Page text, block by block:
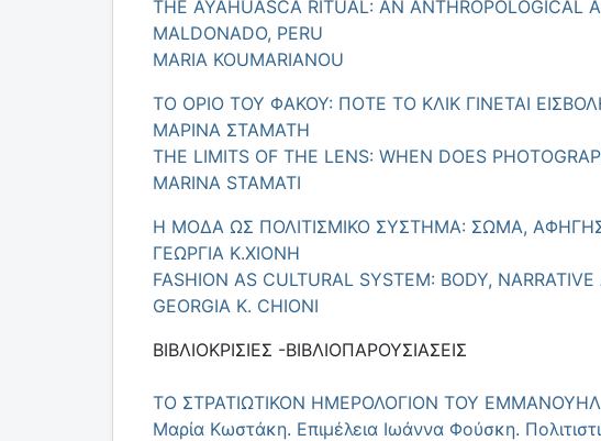
THE AYAHUASCA RITUAL: AN ANTHROPOLOGICAL
MALDONADO, PERU
MARIA KOUMARIANOU
ΤΟ OΡΙΟ ΤΟΥ ΦΑΚΟΥ: ΠΟΤΕ ΤΟ ΚΛΙΚ ΓΙΝΕΤΑΙ
ΜΑΡΙΝΑ ΣΤΑΜΑΤΗ
THE LIMITS OF THE LENS: WHEN DOES
MARINA STAMATI
Η ΜΟΔΑ ΩΣ ΠΟΛΙΤΙΣΜΙΚΟ ΣΥΣΤΗΜΑ: ΣΩΜΑ,
ΓΕΩΡΓΙΑ Κ.ΧΙΟΝΗ
FASHION AS CULTURAL SYSTEM: BODY,
GEORGIA K. CHIONI
ΒΙΒΛΙΟΚΡΙΣΙΕΣ -ΒΙΒΛΙΟΠΑΡΟΥΣΙΑΣΕΙΣ
ΤΟ ΣΤΡΑΤΙΩΤΙΚΟΝ ΗΜΕΡΟΛΟΓΙΟΝ ΤΟΥ ΕΜΜΑΝΟΥΗΛ
Μαρία Κωστάκη. Επιμέλεια Ιωάννα Φούσκη.